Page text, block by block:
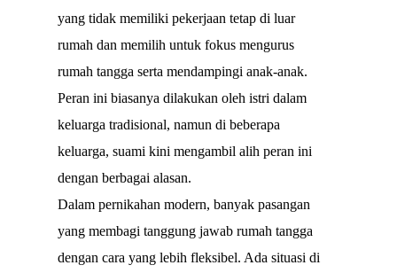
yang tidak memiliki pekerjaan tetap di luar
rumah dan memilih untuk fokus mengurus
rumah tangga serta mendampingi anak-anak.
Peran ini biasanya dilakukan oleh istri dalam
keluarga tradisional, namun di beberapa
keluarga, suami kini mengambil alih peran ini
dengan berbagai alasan.
Dalam pernikahan modern, banyak pasangan
yang membagi tanggung jawab rumah tangga
dengan cara yang lebih fleksibel. Ada situasi di